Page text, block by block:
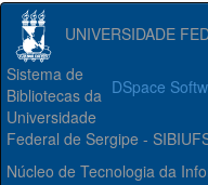
UNIVERSIDADE
DSpace
Sistema de
Bibliotecas da
Universidade
Federal de Sergipe -
Núcleo de Tecnologia da